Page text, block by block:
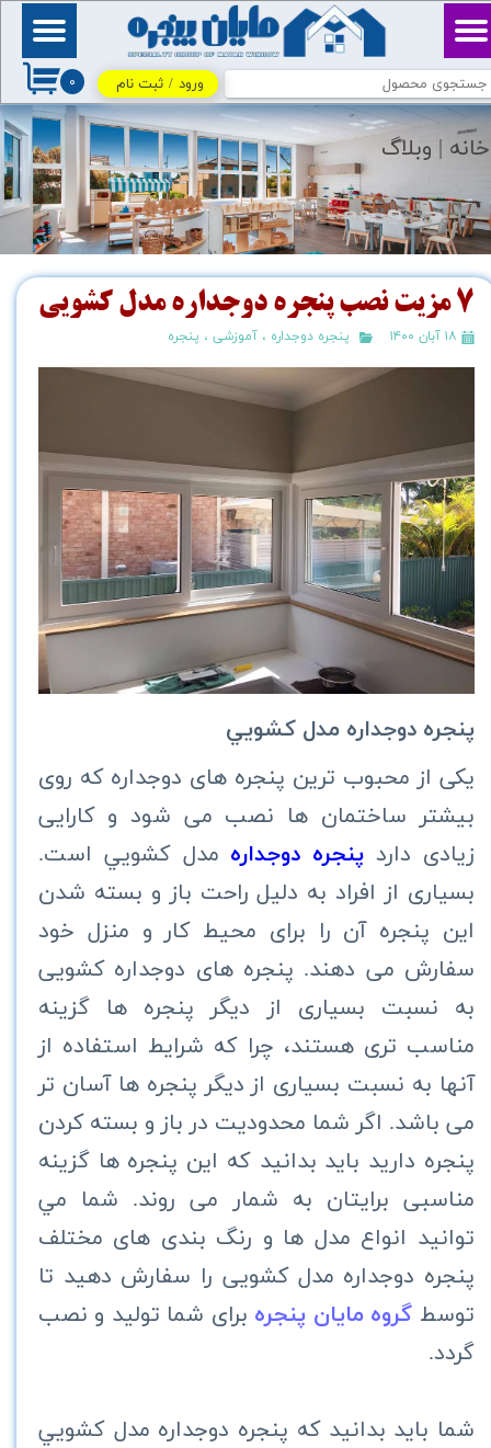
بِسْمِ ٱللَّٰهِ ٱلرَّحْمَٰنِ
ٱلرَّحِيمِ / اللهم اكفني
بحلالك عن حرامك، وأغنني
بفضلك عمَّن سواك
۰ ورود / ثبت نام
حساب کاربری من
تغییر گذر واژه
سفارشات
خروج از حساب کاربری
خانه | وبلاگ
7 مزیت نصب پنجره دوجداره مدل كشويي
۱۸ آبان ۱۴۰۰ پنجره دوجداره ، آموزشی ، پنجره
پنجره دوجداره مدل كشويي
یکی از محبوب ترین پنجره های دوجداره که روی
بیشتر ساختمان ها نصب می شود و کارایی
زیادی دارد پنجره دوجداره مدل كشويي است.
بسیاری از افراد به دلیل راحت باز و بسته شدن
این پنجره آن را برای محیط کار و منزل خود
سفارش می دهند. پنجره های دوجداره کشویی
به نسبت بسیاری از دیگر پنجره ها گزینه
مناسب تری هستند، چرا که شرایط استفاده از
آنها به نسبت بسیاری از دیگر پنجره ها آسان تر
می باشد. اگر شما محدودیت در باز و بسته کردن
پنجره دارید باید بدانید كه این پنجره ها گزینه
مناسبی برایتان به شمار می روند. شما مي
توانيد انواع مدل ها و رنگ بندی های مختلف
پنجره دوجداره مدل کشویی را سفارش دهید تا
توسط گروه مايان پنجره برای شما توليد و نصب
گردد.
شما باید بدانید که پنجره دوجداره مدل كشويي